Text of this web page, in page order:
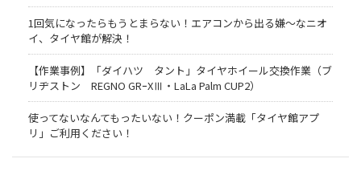
1回気になったらもうとまらない！エアコンから出る嫌〜なニオ
イ、タイヤ館が解決！
【作業事例】「ダイハツ タント」タイヤホイール交換作業（ブ
リヂストン REGNO GRｰXⅢ・LaLa Palm CUP2）
使ってないなんてもったいない！クーポン満載「タイヤ館アプ
リ」ご利用ください！